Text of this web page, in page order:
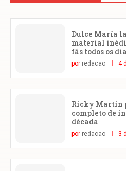
Dulce María
material
fãs todos os
por redacao 4
Ricky Martin
completo de
década
por redacao 3